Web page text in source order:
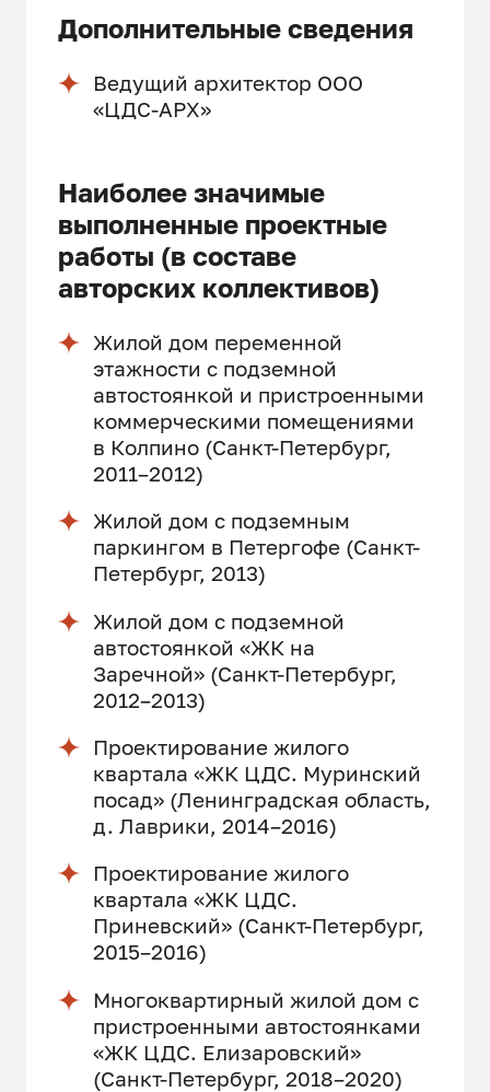
Дополнительные сведения
Ведущий архитектор ООО
«ЦДС-АРХ»
Наиболее значимые
выполненные проектные
работы (в составе
авторских коллективов)
Жилой дом переменной
этажности с подземной
автостоянкой и пристроенными
коммерческими помещениями
в Колпино (Санкт-Петербург,
2011–2012)
Жилой дом с подземным
паркингом в Петергофе (Санкт-
Петербург, 2013)
Жилой дом с подземной
автостоянкой «ЖК на
Заречной» (Санкт-Петербург,
2012–2013)
Проектирование жилого
квартала «ЖК ЦДС. Муринский
посад» (Ленинградская область,
д. Лаврики, 2014–2016)
Проектирование жилого
квартала «ЖК ЦДС.
Приневский» (Санкт-Петербург,
2015–2016)
Многоквартирный жилой дом с
пристроенными автостоянками
«ЖК ЦДС. Елизаровский»
(Санкт-Петербург, 2018–2020)